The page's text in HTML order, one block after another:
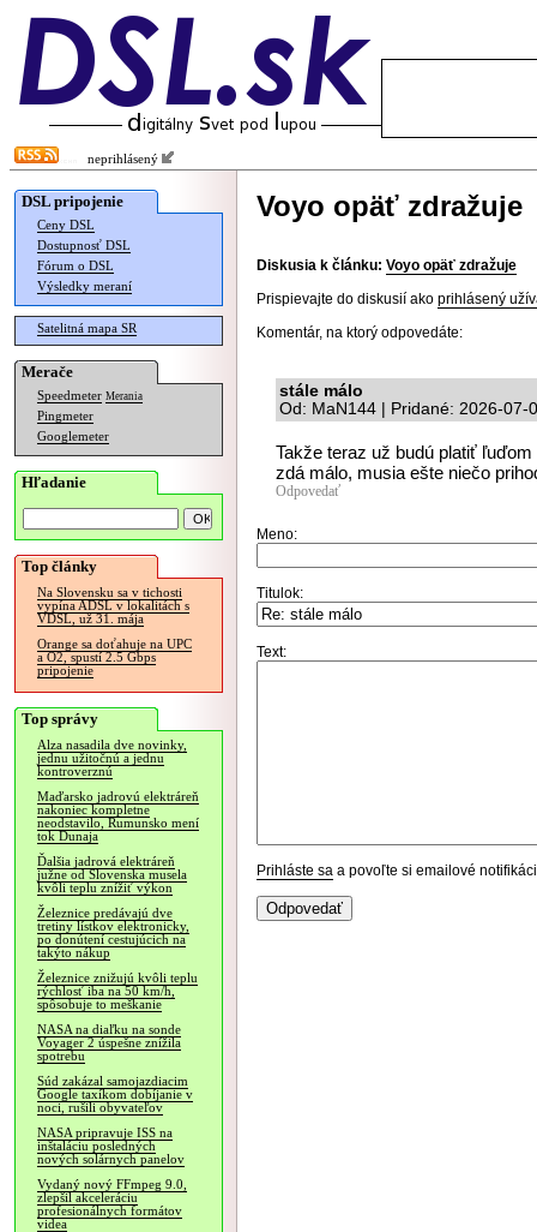
neprihlásený
DSL pripojenie
Ceny DSL
Dostupnosť DSL
Fórum o DSL
Výsledky meraní
Satelitná mapa SR
Merače
Speedmeter Merania
Pingmeter
Googlemeter
Hľadanie
Top články
Na Slovensku sa v tichosti
vypína ADSL v lokalitách s
VDSL, už 31. mája
Orange sa doťahuje na UPC
a O2, spustí 2.5 Gbps
pripojenie
Top správy
Alza nasadila dve novinky,
jednu užitočnú a jednu
kontroverznú
Maďarsko jadrovú elektráreň
nakoniec kompletne
neodstavilo, Rumunsko mení
tok Dunaja
Ďalšia jadrová elektráreň
južne od Slovenska musela
kvôli teplu znížiť výkon
Železnice predávajú dve
tretiny lístkov elektronicky,
po donútení cestujúcich na
takýto nákup
Železnice znižujú kvôli teplu
rýchlosť iba na 50 km/h,
spôsobuje to meškanie
NASA na diaľku na sonde
Voyager 2 úspešne znížila
spotrebu
Súd zakázal samojazdiacim
Google taxíkom dobíjanie v
noci, rušili obyvateľov
NASA pripravuje ISS na
inštaláciu posledných
nových solárnych panelov
Vydaný nový FFmpeg 9.0,
zlepšil akceleráciu
profesionálnych formátov
videa
Voyo opäť zdražuje
Diskusia k článku: Voyo opäť zdražuje
Prispievajte do diskusií ako prihlásený
Komentár, na ktorý odpovedáte:
stále málo
Od: MaN144 | Pridané: 2026-07-
Takže teraz už budú platiť
zdá málo, musia ešte niečo
Odpovedať
Meno:
Titulok:
Text:
Prihláste sa a povoľte si emailové